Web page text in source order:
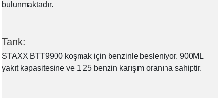
bulunmaktadır.
Tank:
STAXX BTT9900 koşmak için benzinle besleniyor. 900ML
yakıt kapasitesine ve 1:25 benzin karışım oranına sahiptir.